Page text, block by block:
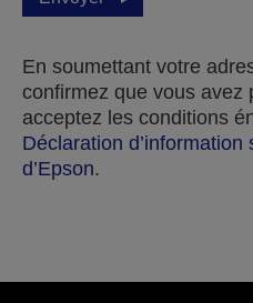
En soumettant votre
confirmez que vous avez
acceptez les conditions
Déclaration
d’Epson.
Merci pour